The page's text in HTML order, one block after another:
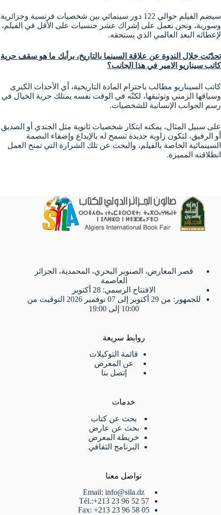
سيضم الفيلم حوالي 122 دور سينمائي بين شخصيات فرنسية وجزائرية
وسورية، ونحن نعمل على إشراك عشر جنسيات على الأقل في الفيلم،
لإعطائه البعد العالمي الذي يستحقه.
تحدّثت خلال الندوة عن علاقة السينما بالتاريخ، برأيك ما هو سقف حرية
كاتب سيناريو الامير في هذا الجانب؟
كاتب السيناريو مطالب باحترام المادة التاريخية، أي الأحداث الكبرى
وسياقها الزمني وتوثيقها، لكنّه في الوقت نفسه يمتلك حرية الخيال في
رسم الجوانب الإنسانية للشخصيات.
على سبيل المثال، يمكنه ابتكار شخصيات ثانوية مثل الجندي أو الصديق
أو الرفيق، لتكون زاوية جديدة تسمح له بالإبداع وإضفاء البصمة
السينمائية الخاصة بالفيلم، والبحث عن تلك الشرارة التي تمنح العمل
انطلاقته المميزة.
قصر المعارض، الصنوبر البحري، المحمدية، الجزائر
العاصمة
الافتتاح الرسمي: 28 أكتوبر
للجمهور: من 29 أكتوبر إلى 07 نوفمبر 2026 التوقيت من
10:00 إلى 19:00
روابط سريعة
قائمة التوكيلات
عن المعرض
إتصل بنا
خدمات
بحث عن كتاب
بحث عن عارض
خريطة المعرض
البرنامج الثقافي
تواصل معنا
Email: info@sila.dz
Tél.:+213 23 96 52 57
Fax: +213 23 96 58 05